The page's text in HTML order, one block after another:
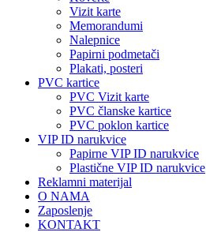
Vizit karte
Memorandumi
Nalepnice
Papirni podmetači
Plakati, posteri
PVC kartice
PVC Vizit karte
PVC članske kartice
PVC poklon kartice
VIP ID narukvice
Papirne VIP ID narukvice
Plastične VIP ID narukvice
Reklamni materijal
O NAMA
Zaposlenje
KONTAKT